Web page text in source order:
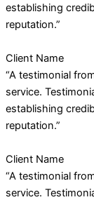
establishing
reputation.”
Client Name
“A testimonial
service.
establishing
reputation.”
Client Name
“A testimonial
service.